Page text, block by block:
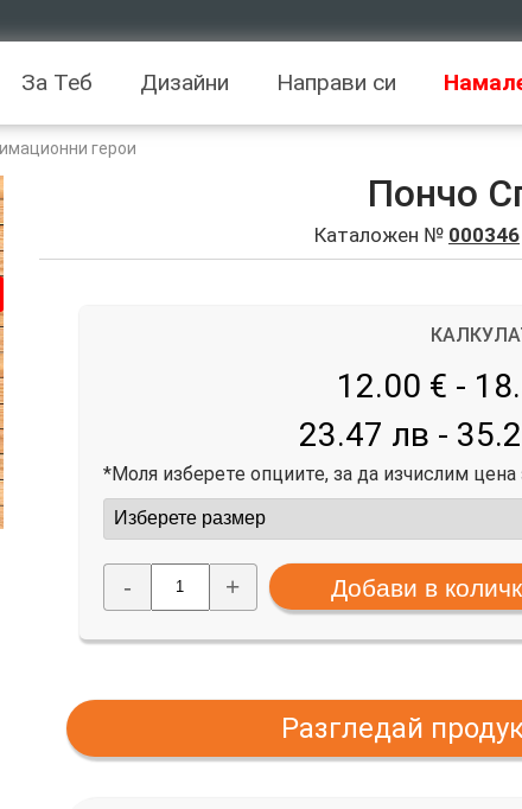
За Теб Дизайни Направи си
герои
Пончо
Каталожен № 000346
12.00 € -
23.47 лв -
*Моля изберете опциите, за да изчислим цена
- +
Разгледай